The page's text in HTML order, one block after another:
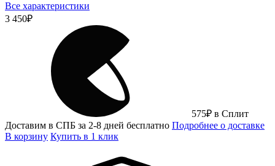
Все характеристики
3 450₽
575₽ в Сплит
Доставим в СПБ за 2-8 дней бесплатно Подробнее о доставке
В корзину Купить в 1 клик